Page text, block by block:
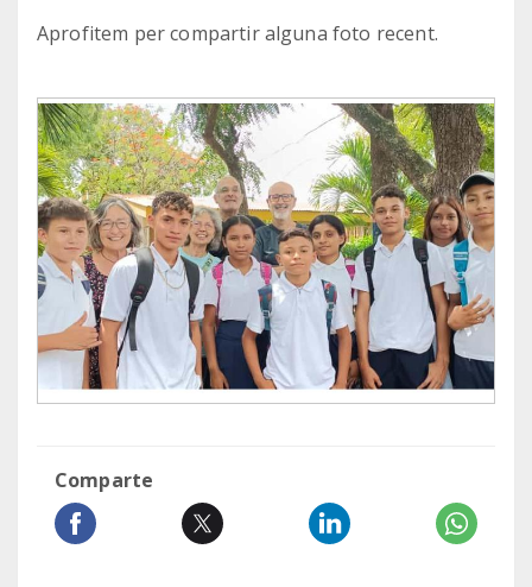
Aprofitem per compartir alguna foto recent.
Comparte